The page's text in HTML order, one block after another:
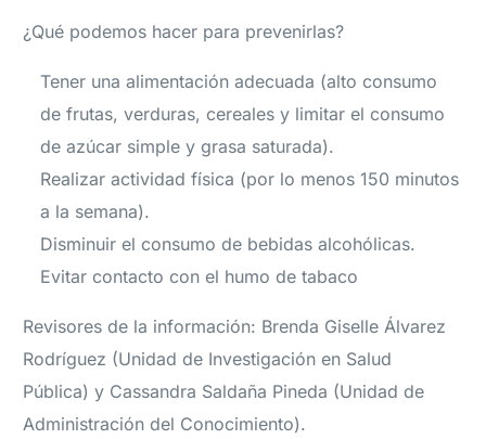
¿Qué podemos hacer para prevenirlas?
Tener una alimentación adecuada (alto consumo
de frutas, verduras, cereales y limitar el consumo
de azúcar simple y grasa saturada).
Realizar actividad física (por lo menos 150 minutos
a la semana).
Disminuir el consumo de bebidas alcohólicas.
Evitar contacto con el humo de tabaco
Revisores de la información: Brenda Giselle Álvarez
Rodríguez (Unidad de Investigación en Salud
Pública) y Cassandra Saldaña Pineda (Unidad de
Administración del Conocimiento).